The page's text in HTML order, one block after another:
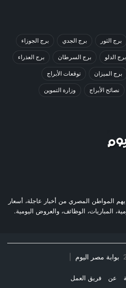
برج الثور برج الجدي برج الجوزاء
برج الدلو برج السرطان برج العذراء
برج الميزان توقعات الأبراج
نصائح الأبراج وزارة التموين
المواطن المصري من أخبار عاجلة، أسعار
المباريات، الوظائف، والعروض اليومية.
بوابة مصر اليوم
عن فريق العمل